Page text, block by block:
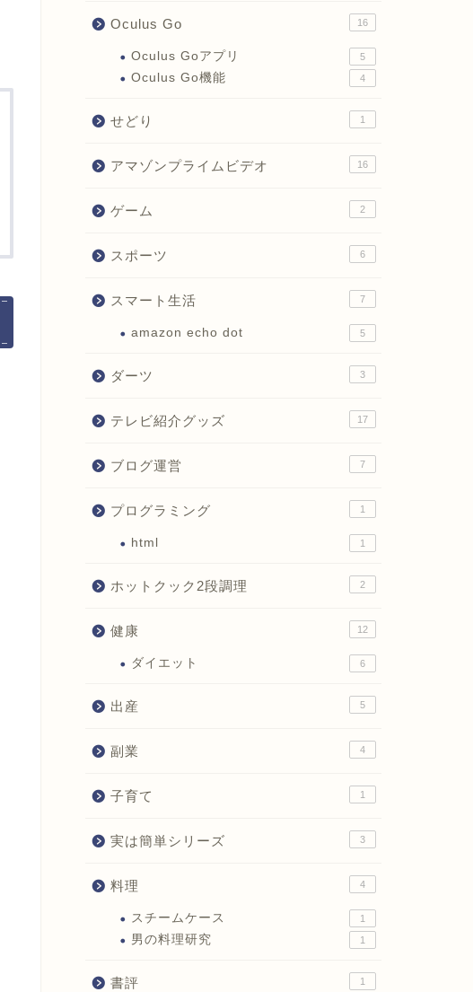
Oculus Go 16
Oculus Goアプリ 5
Oculus Go機能 4
せどり 1
アマゾンプライムビデオ 16
ゲーム 2
スポーツ 6
スマート生活 7
amazon echo dot 5
ダーツ 3
テレビ紹介グッズ 17
ブログ運営 7
プログラミング 1
html 1
ホットクック2段調理 2
健康 12
ダイエット 6
出産 5
副業 4
子育て 1
実は簡単シリーズ 3
料理 4
スチームケース 1
男の料理研究 1
書評 1